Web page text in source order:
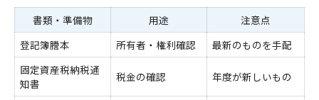
書類・準備物 用途
注意点
登記簿謄本
所有者・権利確認
最新のものを手配
固定資産税納税通
知書
税金の確認 年度が新しいもの